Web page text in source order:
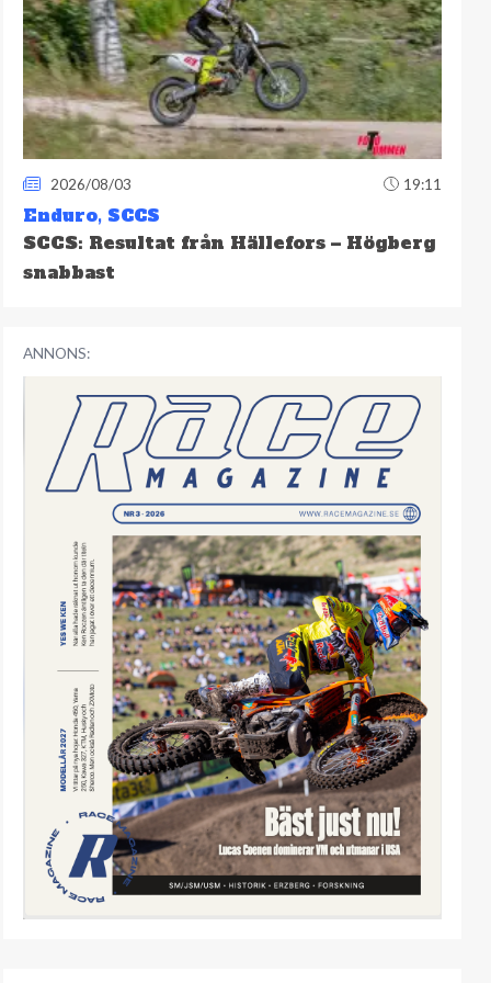
2026/08/03 19:11
Enduro, SCCS
SCCS: Resultat från Hällefors – Högberg
snabbast
ANNONS: